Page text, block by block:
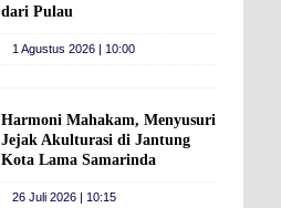
dari Pulau
1 Agustus 2026 | 10:00
Harmoni Mahakam, Menyusuri
Jejak Akulturasi di Jantung
Kota Lama Samarinda
26 Juli 2026 | 10:15